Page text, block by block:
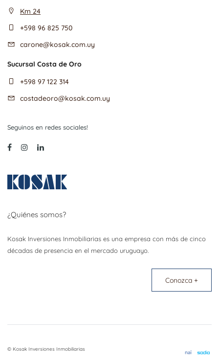
Km 24
+598 96 825 750
carone@kosak.com.uy
Sucursal Costa de Oro
+598 97 122 314
costadeoro@kosak.com.uy
Seguinos en redes sociales!
¿Quiénes somos?
Kosak Inversiones Inmobiliarias es una empresa con más de cinco
décadas de presencia en el mercado uruguayo.
Conozca +
© Kosak Inversiones Inmobiliarias